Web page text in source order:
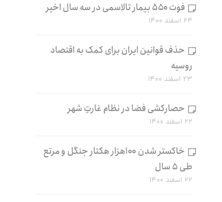
فوت ۵۵۰ بیمار تالاسمی در سه سال اخیر
۲۴ اسفند ۱۴۰۰
حذف قوانین ایران برای کمک به اقتصاد
روسیه
۲۳ اسفند ۱۴۰۰
حصارکشی فضا در نظام غارتِ شهر
۲۲ اسفند ۱۴۰۰
خاکستر شدن ۱۰۰هزار هکتار جنگل و مرتع
طی ۵ سال
۲۲ اسفند ۱۴۰۰